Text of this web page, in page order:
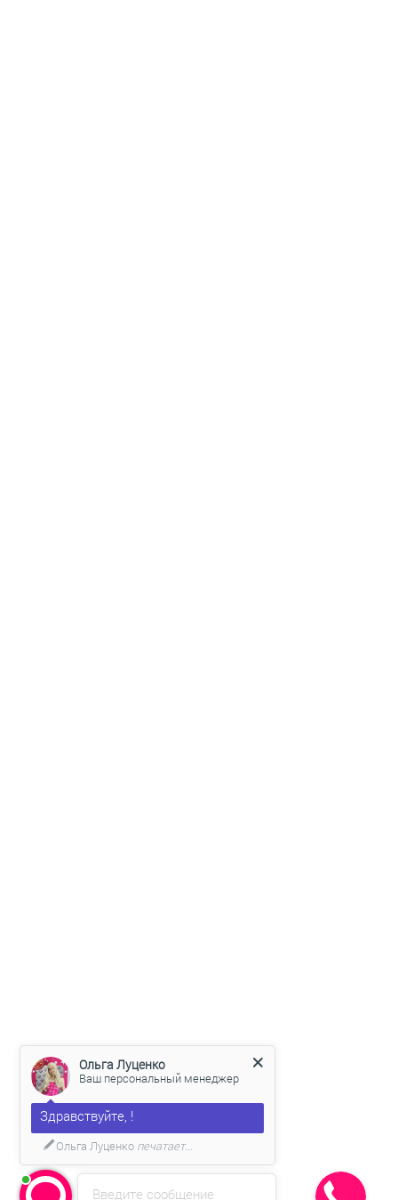
Введите сообщение
Ольга Луценко
Ваш персональный менеджер
Здравствуйте, !
Ольга Луценко печатает...